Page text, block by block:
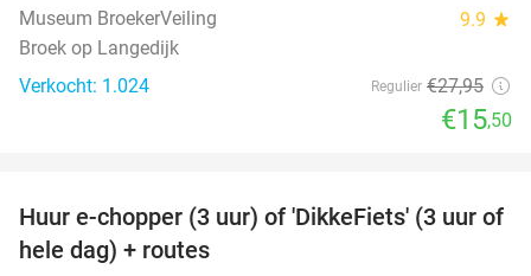
Museum BroekerVeiling 9.9 star
Broek op Langedijk
Verkocht: 1.024
Regulier €27,95
€15,50
50%
Huur e-chopper (3 uur) of 'DikkeFiets' (3 uur of
hele dag) + routes